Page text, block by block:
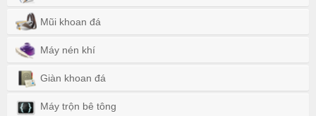
Mũi khoan đá
Máy nén khí
Giàn khoan đá
Máy trộn bê tông